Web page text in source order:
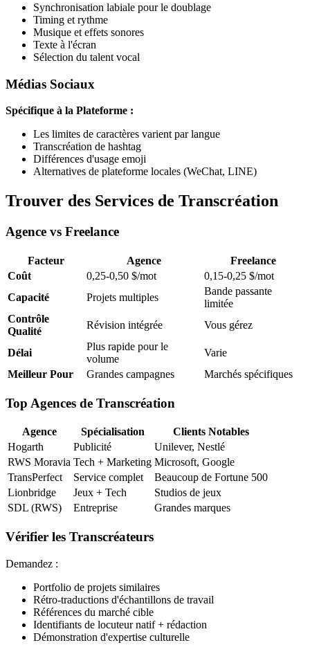
Synchronisation labiale pour le doublage
Timing et rythme
Musique et effets sonores
Texte à l'écran
Sélection du talent vocal
Médias Sociaux
Spécifique à la Plateforme :
Les limites de caractères varient par langue
Transcréation de hashtag
Différences d'usage emoji
Alternatives de plateforme locales (WeChat, LINE)
Trouver des Services de Transcréation
Agence vs Freelance
Facteur Agence
Freelance
Coût
0,25-0,50 $/mot
0,15-0,25 $/mot
Capacité
Projets multiples
Bande passante
limitée
Contrôle
Qualité
Révision intégrée Vous gérez
Délai
Plus rapide pour le
volume
Varie
Meilleur Pour
Grandes campagnes Marchés spécifiques
Top Agences de Transcréation
Agence Spécialisation
Clients Notables
Hogarth
Publicité
Unilever, Nestlé
RWS Moravia Tech + Marketing Microsoft, Google
TransPerfect
Service complet
Beaucoup de Fortune 500
Lionbridge
Jeux + Tech
Studios de jeux
SDL (RWS)
Entreprise Grandes marques
Vérifier les Transcréateurs
Demandez :
Portfolio de projets similaires
Rétro-traductions d'échantillons de travail
Références du marché cible
Identifiants de locuteur natif + rédaction
Démonstration d'expertise culturelle